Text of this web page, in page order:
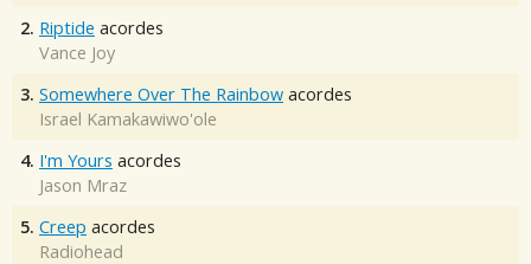
2. Riptide acordes
Vance Joy
3. Somewhere Over The Rainbow acordes
Israel Kamakawiwo'ole
4. I'm Yours acordes
Jason Mraz
5. Creep acordes
Radiohead